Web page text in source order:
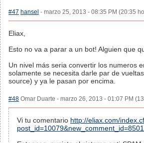
#47 hansel - marzo 25, 2013 - 08:35 PM (20:35
Eliax,
Esto no va a parar a un bot! Alguien que
Un nivel más seria convertir los numeros
solamente se necesita darle par de
source) y ya le pasan por encima.
#48 Omar Duarte - marzo 26, 2013 - 01:07 PM
Vi tu comentario http://eliax.com/